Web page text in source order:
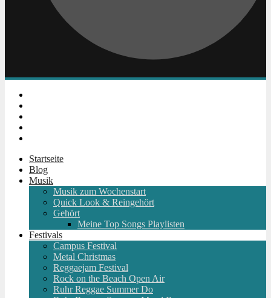
Startseite
Blog
Musik
Musik zum Wochenstart
Quick Look & Reingehört
Gehört
Meine Top Songs Playlisten
Festivals
Campus Festival
Metal Christmas
Reggaejam Festival
Rock on the Beach Open Air
Ruhr Reggae Summer Do